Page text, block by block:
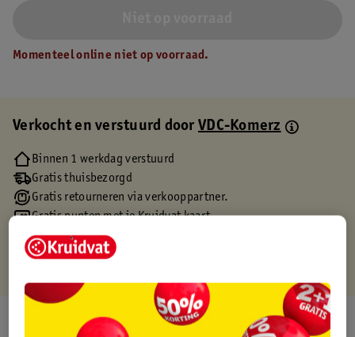
Momenteel online niet op voorraad.
Verkocht en verstuurd doorVDC-Komerz
Binnen 1 werkdag verstuurd
Gratis thuisbezorgd
Gratis retourneren via verkooppartner.
Gratis punten met je Kruidvat kaart
Over dit product